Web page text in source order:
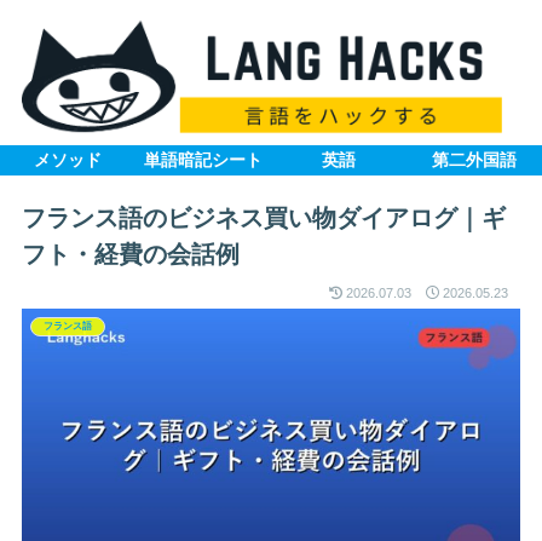
メソッド 単語暗記シート 英語 第二外国語
フランス語のビジネス買い物ダイアログ｜ギ
フト・経費の会話例
2026.07.03 2026.05.23
フランス語